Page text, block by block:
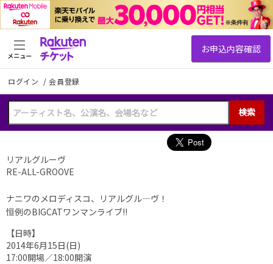
ログイン /会員登録
検索
メニュー
リアルグルーヴ
RE-ALL-GROOVE
ナニワのメロディスコ、リアルグル―ヴ！
恒例のBIGCATワンマンライブ!!
【日時】
2014年6月15日(日)
17:00開場／18:00開演